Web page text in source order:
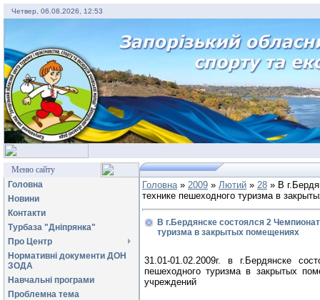
Четвер, 06.08.2026, 12:53
Меню сайту
Головна
Новини
Контакти
Турбаза "Дніпрянка"
Про Центр
Нормативні документи ДОН
ЗОДА
Навчальні програми
Проблемна тема
Головна» 2009 » Лютий » 28 » В
технике пешеходного туризма в
В г.Бердянске состоялся 2
туризма в закрытых помещениях
31.01-01.02.2009г. в г.Бердянске
пешеходного туризма в закрытых
учреждений